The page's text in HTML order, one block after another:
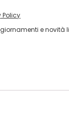
Policy
e novità